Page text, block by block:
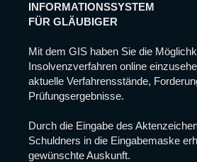
INFORMATIONSSYSTEM
FÜR GLÄUBIGER
Mit dem GIS haben Sie die
Insolvenzverfahren online
aktuelle Verfahrensstände,
Prüfungsergebnisse.
Durch die Eingabe des
Schuldners in die Eingabemaske
gewünschte Auskunft.
Marketing
Indem Sie Ihre
Verhalten beim
Besuch unserer
Website mitteilen,
erhöhen Sie die
Wahrscheinlichkeit,
personalisierte
Inhalte und
Angebote erhalten.